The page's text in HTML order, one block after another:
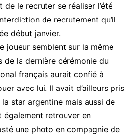
le recruter se réaliser l’été
de recrutement qu’il
début janvier.
joueur semblent sur la même
de la dernière cérémonie du
français aurait confié à
avec lui. Il avait d’ailleurs pris
star argentine mais aussi de
également retrouver en
une photo en compagnie de